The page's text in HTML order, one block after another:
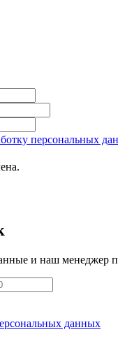
персональных
и наш менеджер
данных